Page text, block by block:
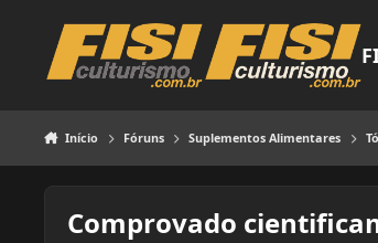
Início Fóruns Suplementos Alimentares
Comprovado